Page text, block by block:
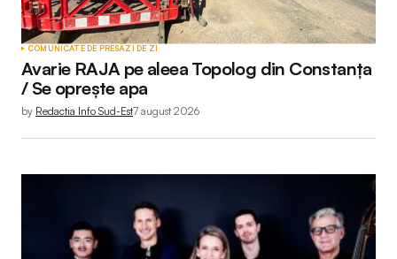
COMUNICATE DE PRESĂZI DE ZI
Avarie RAJA pe aleea Topolog din Constanța
/ Se oprește apa
by Redactia Info Sud-Est7 august 2026